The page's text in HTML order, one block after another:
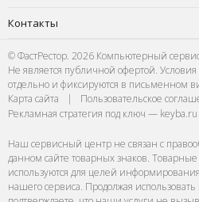
Контакты
© ФастРестор. 2026 Компьютерный
Не является публичной офертой.
отдельно и фиксируются в письменном
Карта сайта
| Пользовательское
Рекламная стратегия под ключ — keyba.ru
Наш сервисный центр не связан с
данном сайте товарных знаков.
используются для целей
нашего сервиса. Продолжая